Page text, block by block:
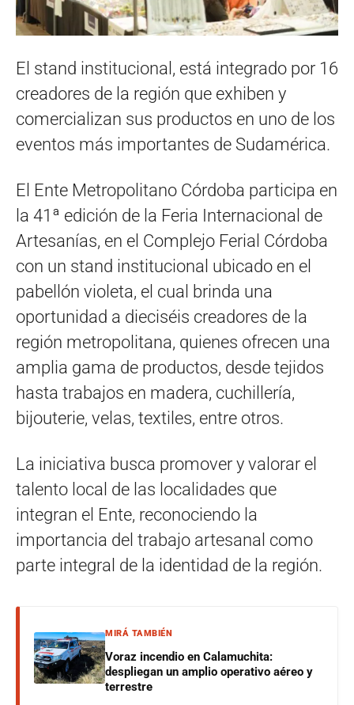
El stand institucional, está integrado por 16
creadores de la región que exhiben y
comercializan sus productos en uno de los
eventos más importantes de Sudamérica.
El Ente Metropolitano Córdoba participa en
la 41ª edición de la Feria Internacional de
Artesanías, en el Complejo Ferial Córdoba
con un stand institucional ubicado en el
pabellón violeta, el cual brinda una
oportunidad a dieciséis creadores de la
región metropolitana, quienes ofrecen una
amplia gama de productos, desde tejidos
hasta trabajos en madera, cuchillería,
bijouterie, velas, textiles, entre otros.
La iniciativa busca promover y valorar el
talento local de las localidades que
integran el Ente, reconociendo la
importancia del trabajo artesanal como
parte integral de la identidad de la región.
MIRÁ TAMBIÉN
Voraz incendio en Calamuchita:
despliegan un amplio operativo aéreo y
terrestre